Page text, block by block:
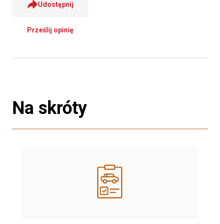
Udostępnij
Prześlij opinię
Na skróty